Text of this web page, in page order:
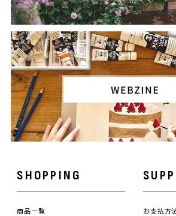
SHOPPING
商品一覧 お支払方